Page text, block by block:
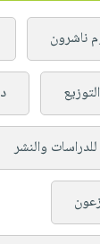
ناشرون
والنشر